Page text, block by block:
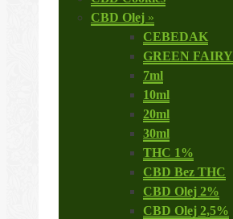
CBD Olej »
CEBEDAK
GREEN FAIRY
7ml
10ml
20ml
30ml
THC 1%
CBD Bez THC
CBD Olej 2%
CBD Olej 2,5%